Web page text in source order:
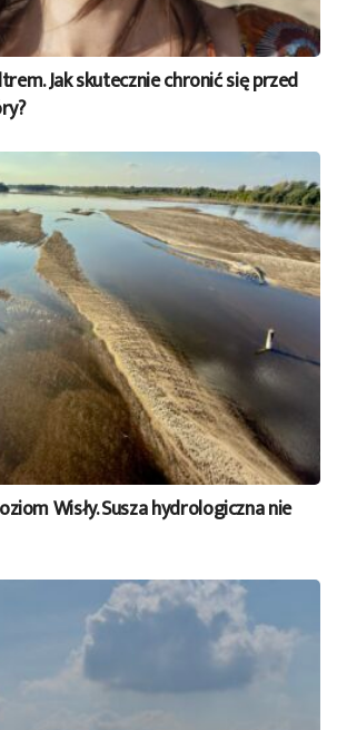
Jak skutecznie chronić się przed
Wisły. Susza hydrologiczna nie